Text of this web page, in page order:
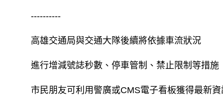
----------
高雄交通局與交通大隊後續將依據車流狀況
進行增減號誌秒數、停車管制、禁止限制等措施
市民朋友可利用警廣或CMS電子看板獲得最新資